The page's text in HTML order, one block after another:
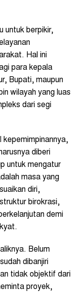
untuk berpikir,
Hal ini
para kepala
Bupati, maupun
wilayah yang luas
dari segi
kepemimpinannya,
diberi
untuk mengatur
masa yang
diri,
birokrasi,
demi
Belum
dibanjiri
tidak objektif dari
proyek,